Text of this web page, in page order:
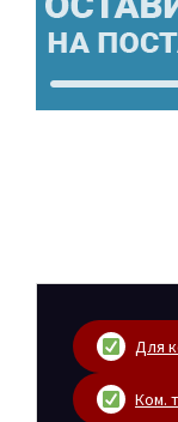
Для
Ком.